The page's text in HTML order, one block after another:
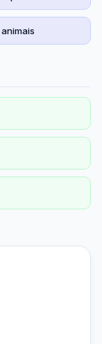
E TUDO